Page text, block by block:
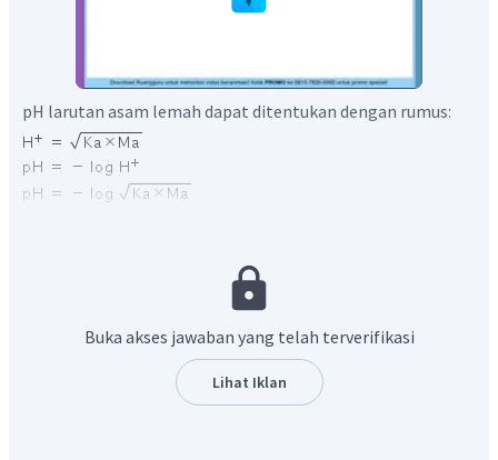
pH larutan asam lemah dapat ditentukan dengan rumus:
Jadi, pH larutan asam tersebut adalah3−log 2
Buka akses jawaban yang telah terverifikasi
Lihat Iklan